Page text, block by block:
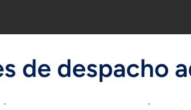
de despacho